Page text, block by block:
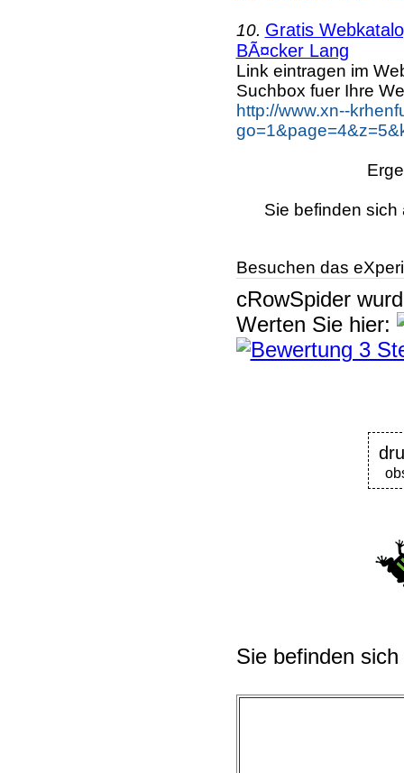
10. Gratis
BÃ¤cker Lang
Link eintragen im
Suchbox fuer Ihre
http://www.xn--
Sie befinden
Besuchen das
cRowSpider
Werten Sie hier:
Sie befinden